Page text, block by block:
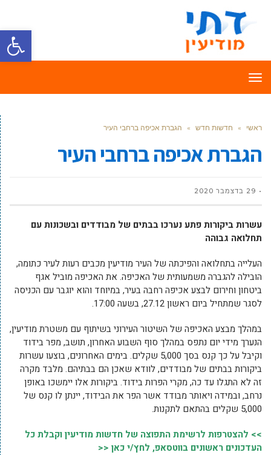
פתח
תפריט
ראשי » חדשות חדש » הגברת אכיפה ברחבי העיר
הגברת אכיפה ברחבי העיר
29 בדצמבר 2020
עשרות ביקורות פתע נערכו בבתים של מבודדים ובשכונות עם
תחלואה גבוהה
העלייה בתחלואה והפיכתה של העיר מודיעין מכבים רעות לעיר כתומה,
הובילה להגברה משמעותית של האכיפה. את האכיפה מוביל אגף
ביטחון וחירום לבצע אכיפה רחבה בעיר, במיוחד והוא יוגבר עם הכניסה
לסגר שמתחיל ביום ראשון 27.12, בשעה 17:00.
במהלך מבצע האכיפה של השיטור העירוני בשיתוף עם משטרת מודיעין,
הנערך מידי יום נתפס במהלך סוף השבוע האחרון, תושב, מפר בידוד
וקיבל על כך קנס בסך 5,000 שקלים. בימים האחרונים, בוצעו עשרות
ביקורות בבתים של מבודדים, לוודא שאכן הם בבתיהם. מלבד מקרה
זה לא התגלו עד כה, מקרי הפרות בידוד. ביקורות אלו יימשכו באופן
נרחב, ובמידה ויאותר מבודד אשר הפר את הבידוד, יינתן לו קנס של
5,000 שקלים בהתאם לתקנות.
>> להצטרפות לרשימת התפוצה של חדשות מודיעין וקבלת כל
העדכונים ראשונים בווטסאפ, לחץ/י כאן <<